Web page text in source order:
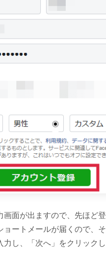
画面が出ますので、先ほど
ョートメールが届くので、
力し、「次へ」をクリックし